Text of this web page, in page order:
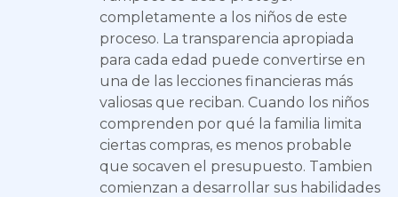
completamente a los niños de este
proceso. La transparencia apropiada
para cada edad puede convertirse en
una de las lecciones financieras más
valiosas que reciban. Cuando los niños
comprenden por qué la familia limita
ciertas compras, es menos probable
que socaven el presupuesto. Tambien
comienzan a desarrollar sus habilidades